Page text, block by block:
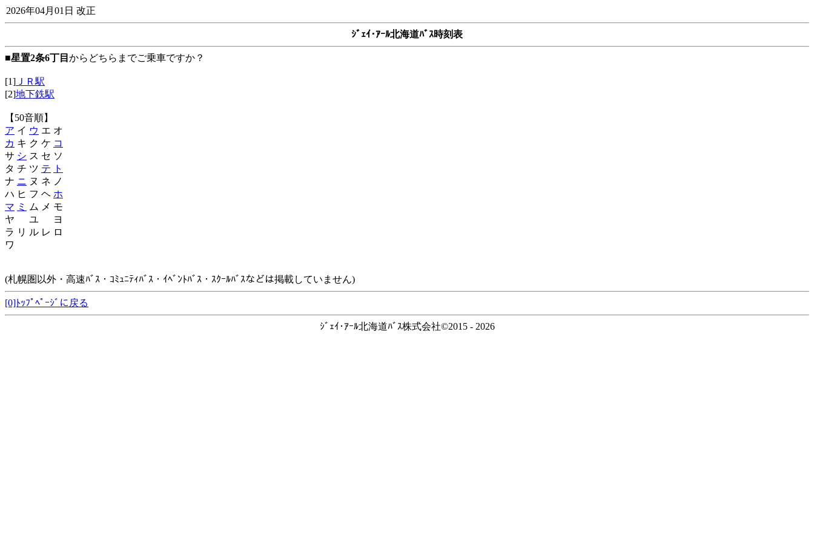
2026年04月01日 改正
ｼﾞｪｲ･ｱｰﾙ北海道ﾊﾞｽ時刻表
■星置2条6丁目 からどちらまでご乗車ですか？
[1] ＪＲ駅
[2]地下鉄駅
【50音順】
ア イ ウ エ オ
カ キ ク ケ コ
サ シ ス セ ソ
タ チ ツ テ
ト
ナ ニ ヌ ネ ノ
ハ ヒ フ ヘ ホ
マ ミ
ム メ モ
ヤ ユ ヨ
ラ リ ル レ ロ
ワ
(札幌圏以外・高速ﾊﾞｽ・ｺﾐｭﾆﾃｨﾊﾞｽ・ｲﾍﾞﾝﾄﾊﾞｽ・ｽｸｰﾙﾊﾞｽなどは掲載していません)
[0]ﾄｯﾌﾟﾍﾟｰｼﾞに戻る
ｼﾞｪｲ･ｱｰﾙ北海道ﾊﾞｽ株式会社©2015 - 2026